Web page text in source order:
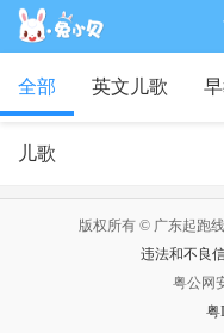
全部 英文儿歌
儿歌
版权所有 © 广东起跑
违法和不良
粤公网
粤